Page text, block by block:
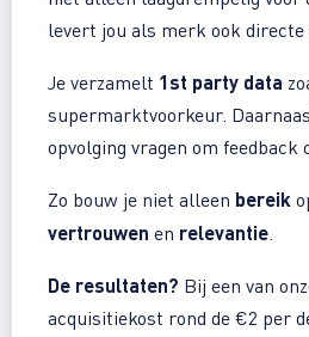
levert jou als merk ook directe
Je verzamelt 1st party data
supermarktvoorkeur.
opvolging vragen om feedback
Zo bouw je niet alleen bereik
vertrouwen en relevantie.
De resultaten? Bij een van
acquisitiekost rond de €2 per